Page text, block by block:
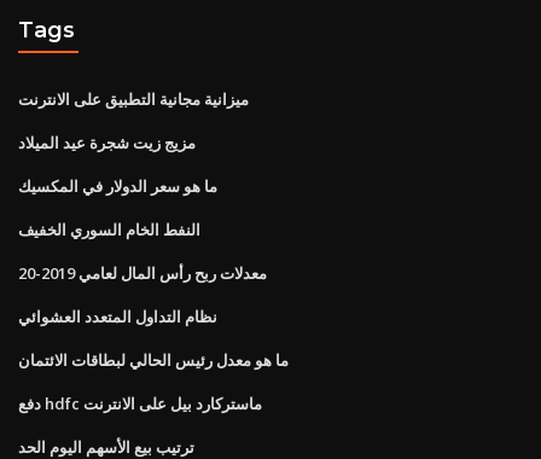
Tags
ميزانية مجانية التطبيق على الانترنت
مزيج زيت شجرة عيد الميلاد
ما هو سعر الدولار في المكسيك
النفط الخام السوري الخفيف
معدلات ربح رأس المال لعامي 2019-20
نظام التداول المتعدد العشوائي
ما هو معدل رئيس الحالي لبطاقات الائتمان
دفع hdfc ماستركارد بيل على الانترنت
ترتيب بيع الأسهم اليوم الحد